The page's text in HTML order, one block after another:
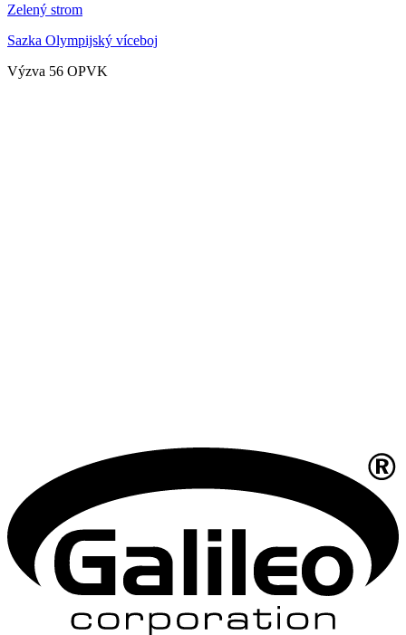
Zelený strom
Sazka Olympijský víceboj
Výzva 56 OPVK